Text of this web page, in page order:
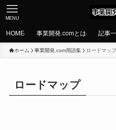
MENU
HOME 事業開発.comとは 記事
ホーム 事業開発.com用語集 ロードマップ
ロードマップ